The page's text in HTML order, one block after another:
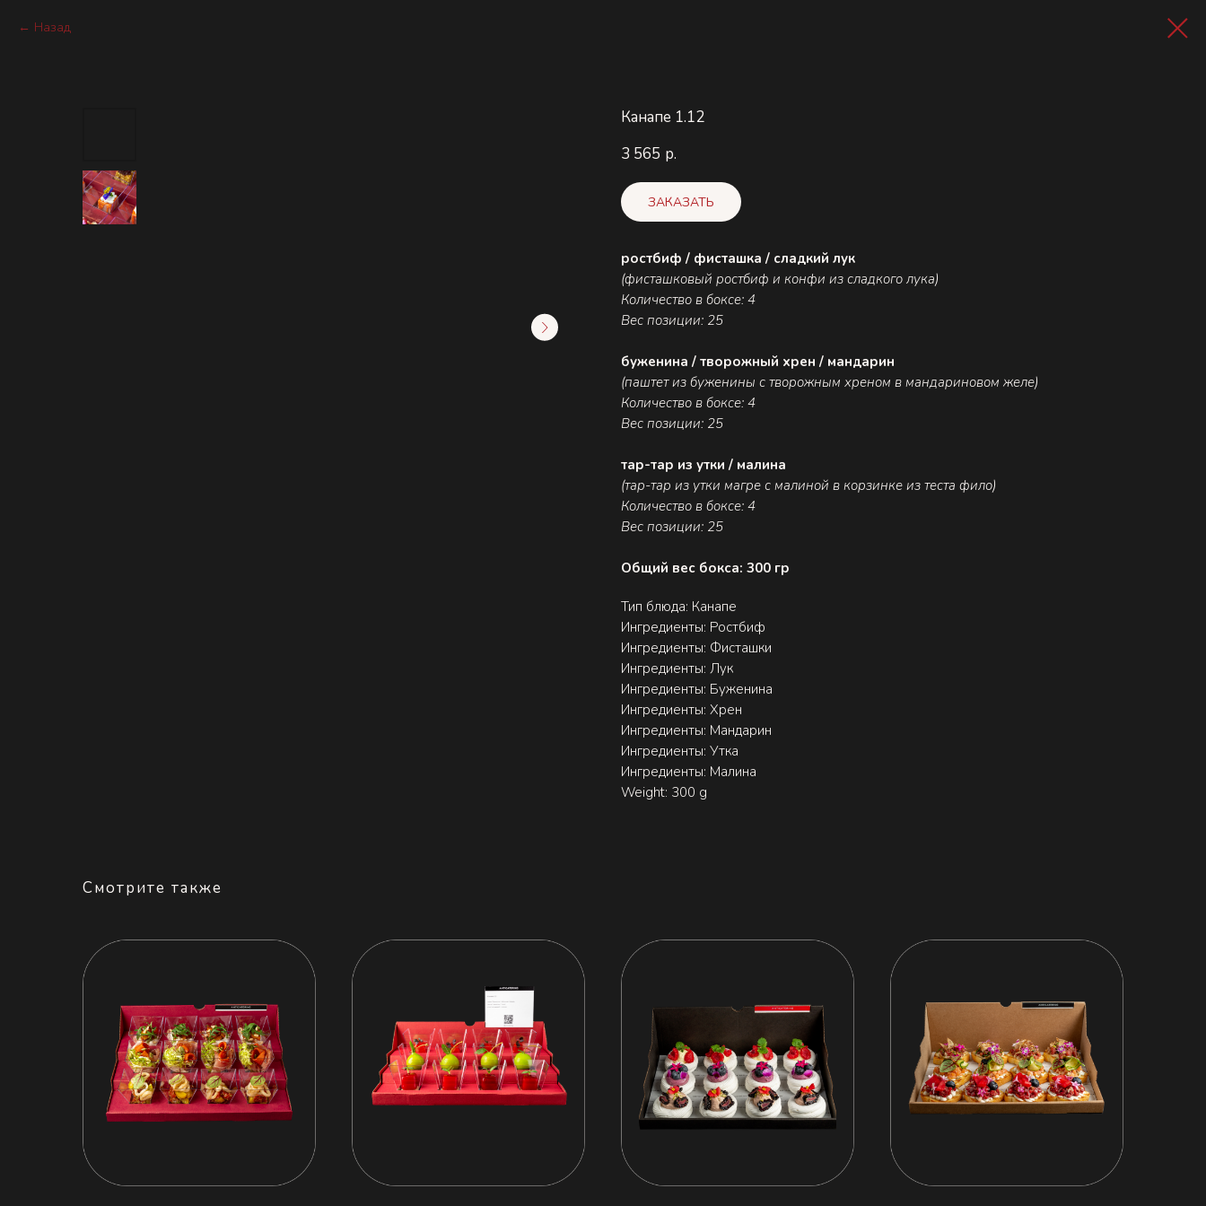
Назад
Канапе 1.12
3 565 р.
ЗАКАЗАТЬ
ростбиф / фисташка / сладкий лук
(фисташковый ростбиф и конфи из сладкого лука)
Количество в боксе: 4
Вес позиции: 25
буженина / творожный хрен / мандарин
(паштет из буженины с творожным хреном в мандариновом желе)
Количество в боксе: 4
Вес позиции: 25
тар-тар из утки / малина
(тар-тар из утки магре с малиной в корзинке из теста фило)
Количество в боксе: 4
Вес позиции: 25
Общий вес бокса: 300 гр
Тип блюда: Канапе
Ингредиенты: Ростбиф
Ингредиенты: Фисташки
Ингредиенты: Лук
Ингредиенты: Буженина
Ингредиенты: Хрен
Ингредиенты: Мандарин
Ингредиенты: Утка
Ингредиенты: Малина
Weight: 300 g
Смотрите также